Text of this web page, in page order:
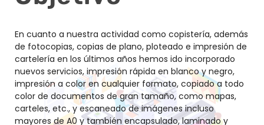
En cuanto a nuestra actividad como copistería, además
de fotocopias, copias de plano, ploteado e impresión de
cartelería en los últimos años hemos ido incorporado
nuevos servicios, impresión rápida en blanco y negro,
impresión a color en cualquier formato, copiado a todo
color de documentos de gran tamaño, como mapas,
carteles, etc., y escaneado de imágenes incluso
mayores de A0 y también encapsulado, laminado y